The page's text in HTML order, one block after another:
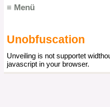
≡ Menü
Hauptnavigation
Unobfuscation
Unveiling is not supportet
javascript in your browser.